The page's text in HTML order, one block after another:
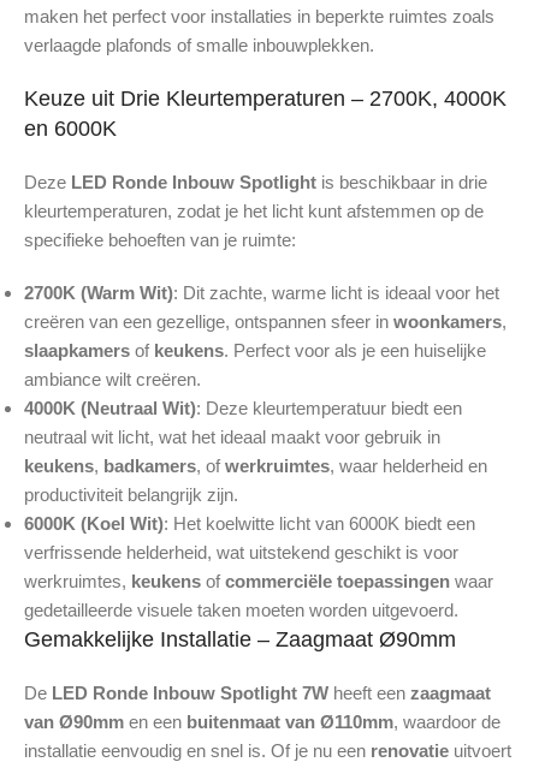
maken het perfect voor installaties in beperkte ruimtes zoals
verlaagde plafonds of smalle inbouwplekken.
Keuze uit Drie Kleurtemperaturen – 2700K, 4000K
en 6000K
Deze LED Ronde Inbouw Spotlight is beschikbaar in drie
kleurtemperaturen, zodat je het licht kunt afstemmen op de
specifieke behoeften van je ruimte:
2700K (Warm Wit): Dit zachte, warme licht is ideaal voor het
creëren van een gezellige, ontspannen sfeer in woonkamers,
slaapkamers of keukens. Perfect voor als je een huiselijke
ambiance wilt creëren.
4000K (Neutraal Wit): Deze kleurtemperatuur biedt een
neutraal wit licht, wat het ideaal maakt voor gebruik in
keukens, badkamers, ofwerkruimtes, waar helderheid en
productiviteit belangrijk zijn.
6000K (Koel Wit): Het koelwitte licht van 6000K biedt een
verfrissende helderheid, wat uitstekend geschikt is voor
werkruimtes, keukens ofcommerciële toepassingen waar
gedetailleerde visuele taken moeten worden uitgevoerd.
Gemakkelijke Installatie – Zaagmaat Ø90mm
De LED Ronde Inbouw Spotlight 7W heeft een zaagmaat
van Ø90mm en een buitenmaat van Ø110mm, waardoor de
installatie eenvoudig en snel is. Of je nu een renovatie uitvoert